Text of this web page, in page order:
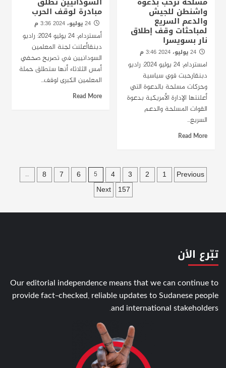
واشنطن للجيش
والدعم السريع
لمباحثات وقف إطلاق
نار بسويسرا
24 يوليو، 2024 3:46 م
امستردام: 24 يوليو 2024: راديو
دبنقارحبت قوي سياسية
وحركات مسلحة بالدعوة التي
أعلنتها الإدارة الأمريكية بدعوة
القوات المسلحة والدعم
السريع...
Read More
مبادرة لوقف الحرب
24 يوليو، 2024 3:36 م
أمستردام: 24 يوليو 2024: راديو
دبنقاأعلنت لجنة المعلمين
السودانيين في تصريح صحفي
أمس الثلاثاء أنها ستطلق حملة
المعلمين الكبرى لوقف...
Read More
Posts
pagination
Previous
1
2
3
4
5
6
7
8
…
157
Next
تبّرع الأن
Our editorial independence means that we can continue to
provide fact-checked, reliable updates to Sudanese people
and international stakeholders.